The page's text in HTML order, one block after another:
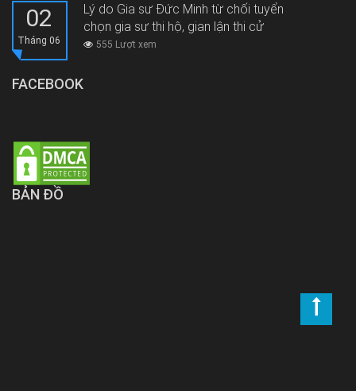
02
Tháng 06
Lý do Gia sư Đức Minh từ chối tuyển
chọn gia sư thi hộ, gian lận thi cử
555 Lượt xem
FACEBOOK
BẢN ĐỒ